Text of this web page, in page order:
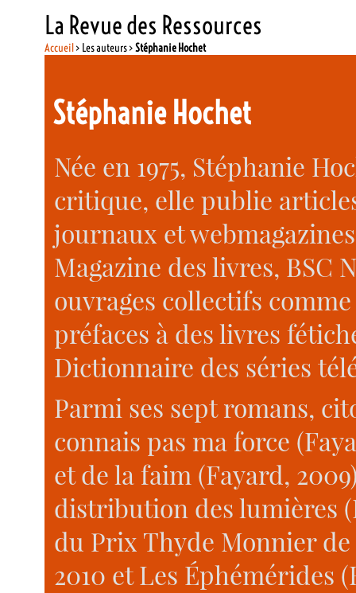
La Revue des Ressources
Accueil> Les auteurs >Stéphanie Hochet
Stéphanie Hochet
Née en 1975, Stéphanie
critique, elle publie
journaux et
Magazine des livres, BSC
ouvrages collectifs
préfaces à des livres
Dictionnaire des séries
Parmi ses sept romans,
connais pas ma force
et de la faim (Fayard,
distribution des lumières
du Prix Thyde Monnier de
2010 et Les Éphémérides